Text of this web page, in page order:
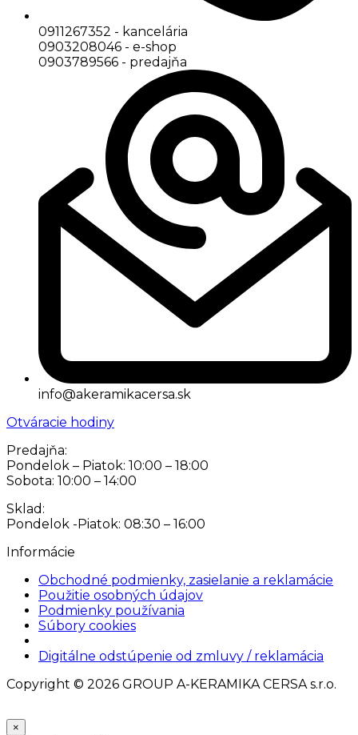
0911267352 - kancelária
0903208046 - e-shop
0903789566 - predajňa
info@akeramikacersa.sk
Otváracie hodiny
Predajňa:
Pondelok – Piatok: 10:00 – 18:00
Sobota: 10:00 – 14:00
Sklad:
Pondelok -Piatok: 08:30 – 16:00
Informácie
Obchodné podmienky, zasielanie a reklamácie
Použitie osobných údajov
Podmienky používania
Súbory cookies
Digitálne odstúpenie od zmluvy / reklamácia
Copyright © 2026 GROUP A-KERAMIKA CERSA s.r.o.
×